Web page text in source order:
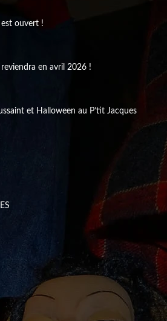
est ouvert !
reviendra en avril 2026 !
et Halloween au P’tit Jacques